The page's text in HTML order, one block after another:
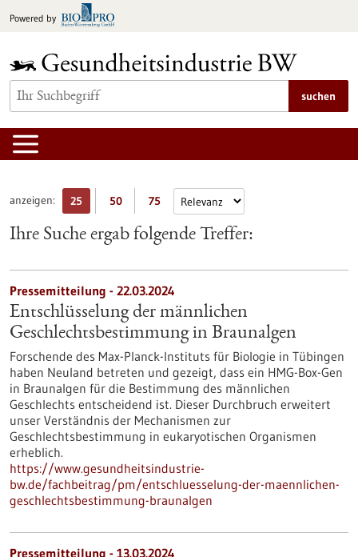
Inhalt
Powered by
suchen
anzeigen: 25 50 75
Ihre Suche ergab folgende Treffer:
Pressemitteilung - 22.03.2024
Entschlüsselung der männlichen
Geschlechtsbestimmung in Braunalgen
Forschende des Max-Planck-Instituts für Biologie in Tübingen
haben Neuland betreten und gezeigt, dass ein HMG-Box-Gen
in Braunalgen für die Bestimmung des männlichen
Geschlechts entscheidend ist. Dieser Durchbruch erweitert
unser Verständnis der Mechanismen zur
Geschlechtsbestimmung in eukaryotischen Organismen
erheblich.
https://www.gesundheitsindustrie-
bw.de/fachbeitrag/pm/entschluesselung-der-maennlichen-
geschlechtsbestimmung-braunalgen
Pressemitteilung - 13.03.2024